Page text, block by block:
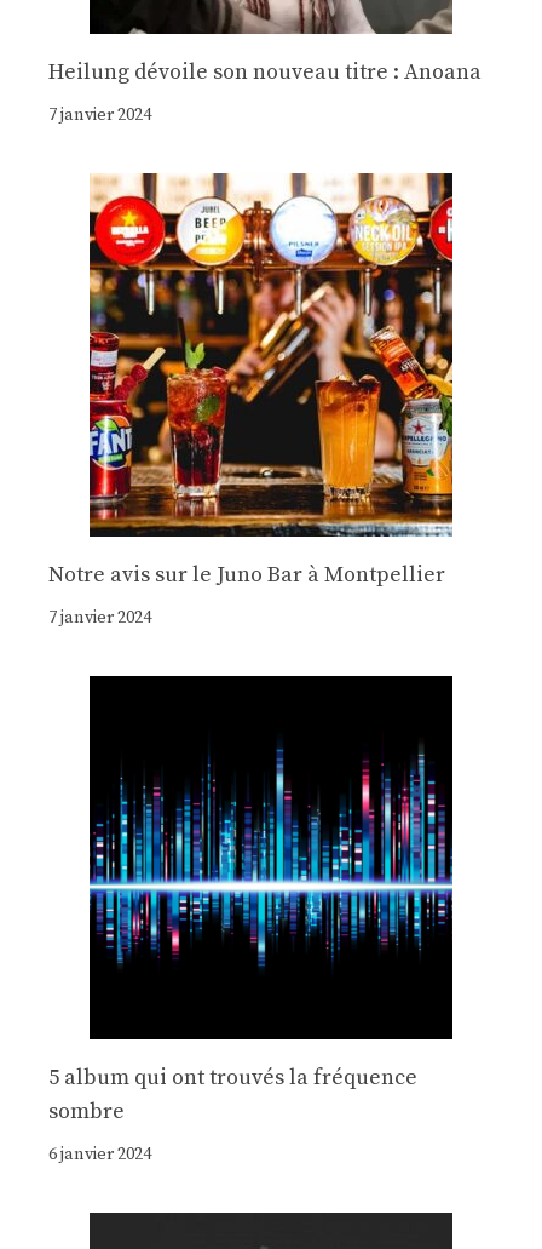
Heilung dévoile son nouveau titre : Anoana
7 janvier 2024
Notre avis sur le Juno Bar à Montpellier
7 janvier 2024
5 album qui ont trouvés la fréquence
sombre
6 janvier 2024